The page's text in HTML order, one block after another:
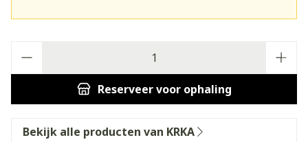
Reserveervoor ophaling
Bekijk alle producten van KRKA